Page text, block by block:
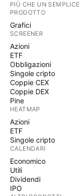
PIÙ CHE UN SEMPLICE
PRODOTTO
Grafici
SCREENER
Azioni
ETF
Obbligazioni
Singole cripto
Coppie CEX
Coppie DEX
Pine
HEATMAP
Azioni
ETF
Singole cripto
CALENDARI
Economico
Utili
Dividendi
IPO